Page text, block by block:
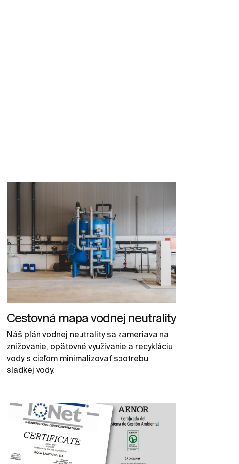
Cestovná mapa vodnej neutrality
Náš plán vodnej neutrality sa zameriava na
znižovanie, opätovné využívanie a recykláciu
vody s cieľom minimalizovať spotrebu
sladkej vody.